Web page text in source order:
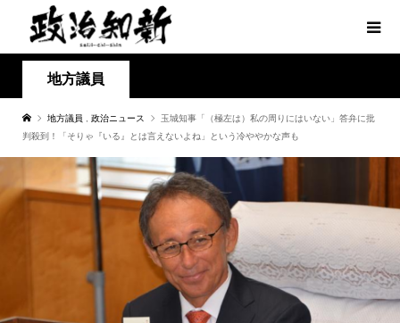
地方議員
地方議員 政治ニュース
玉城知事「（極左は）私の周りにはいない」答弁に批
判殺到！「そりゃ『いる』とは言えないよね」という冷ややかな声も